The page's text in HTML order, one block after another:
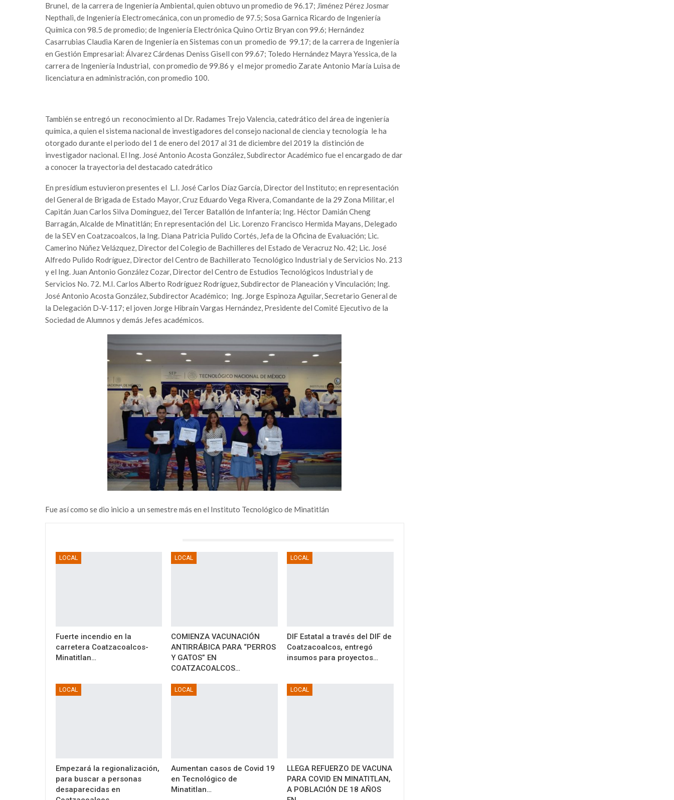
Brunel, de la carrera de Ingeniería Ambiental, quien obtuvo un promedio de 96.17; Jiménez Pérez Josmar
Nepthali, de Ingeniería Electromecánica, con un promedio de 97.5; Sosa Garnica Ricardo de Ingeniería
Química con 98.5 de promedio; de Ingeniería Electrónica Quino Ortiz Bryan con 99.6; Hernández
Casarrubias Claudia Karen de Ingeniería en Sistemas con un promedio de 99.17; de la carrera de Ingeniería
en Gestión Empresarial: Álvarez Cárdenas Deniss Gisell con 99.67; Toledo Hernández Mayra Yessica, de la
carrera de Ingeniería Industrial, con promedio de 99.86 y el mejor promedio Zarate Antonio María Luisa de
licenciatura en administración, con promedio 100.
También se entregó un reconocimiento al Dr. Radames Trejo Valencia, catedrático del área de ingeniería
química, a quien el sistema nacional de investigadores del consejo nacional de ciencia y tecnología le ha
otorgado durante el periodo del 1 de enero del 2017 al 31 de diciembre del 2019 la distinción de
investigador nacional. El Ing. José Antonio Acosta González, Subdirector Académico fue el encargado de dar
a conocer la trayectoria del destacado catedrático
En presídium estuvieron presentes el L.I. José Carlos Díaz García, Director del Instituto; en representación
del General de Brigada de Estado Mayor, Cruz Eduardo Vega Rivera, Comandante de la 29 Zona Militar, el
Capitán Juan Carlos Silva Domínguez, del Tercer Batallón de Infantería; Ing. Héctor Damián Cheng
Barragán, Alcalde de Minatitlán; En representación del Lic. Lorenzo Francisco Hermida Mayans, Delegado
de la SEV en Coatzacoalcos, la Ing. Diana Patricia Pulido Cortés, Jefa de la Oficina de Evaluación; Lic.
Camerino Núñez Velázquez, Director del Colegio de Bachilleres del Estado de Veracruz No. 42; Lic. José
Alfredo Pulido Rodríguez, Director del Centro de Bachillerato Tecnológico Industrial y de Servicios No. 213
y el Ing. Juan Antonio González Cozar, Director del Centro de Estudios Tecnológicos Industrial y de
Servicios No. 72. M.I. Carlos Alberto Rodríguez Rodríguez, Subdirector de Planeación y Vinculación; Ing.
José Antonio Acosta González, Subdirector Académico; Ing. Jorge Espinoza Aguilar, Secretario General de
la Delegación D-V-117; el joven Jorge Hibraín Vargas Hernández, Presidente del Comité Ejecutivo de la
Sociedad de Alumnos y demás Jefes académicos.
Fue así como se dio inicio a un semestre más en el Instituto Tecnológico de Minatitlán
LOCAL
Fuerte incendio en la
carretera Coatzacoalcos-
Minatitlan…
LOCAL
COMIENZA VACUNACIÓN
ANTIRRÁBICA PARA “PERROS
Y GATOS” EN
COATZACOALCOS…
LOCAL
DIF Estatal a través del DIF de
Coatzacoalcos, entregó
insumos para proyectos…
LOCAL
Empezará la regionalización,
para buscar a personas
desaparecidas en
LOCAL
Aumentan casos de Covid 19
en Tecnológico de
Minatitlan…
LOCAL
LLEGA REFUERZO DE VACUNA
PARA COVID EN MINATITLAN,
A POBLACIÓN DE 18 AÑOS